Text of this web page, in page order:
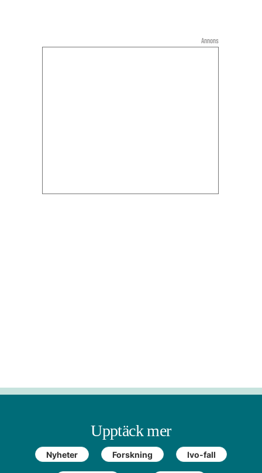
Upptäck mer
Nyheter Forskning Ivo-fall
Annons